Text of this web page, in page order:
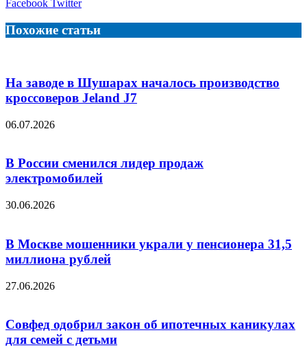
Facebook Twitter
электронную
почту
Похожие статьи
На заводе в Шушарах началось производство
кроссоверов Jeland J7
06.07.2026
В России сменился лидер продаж
электромобилей
30.06.2026
В Москве мошенники украли у пенсионера 31,5
миллиона рублей
27.06.2026
Совфед одобрил закон об ипотечных каникулах
для семей с детьми